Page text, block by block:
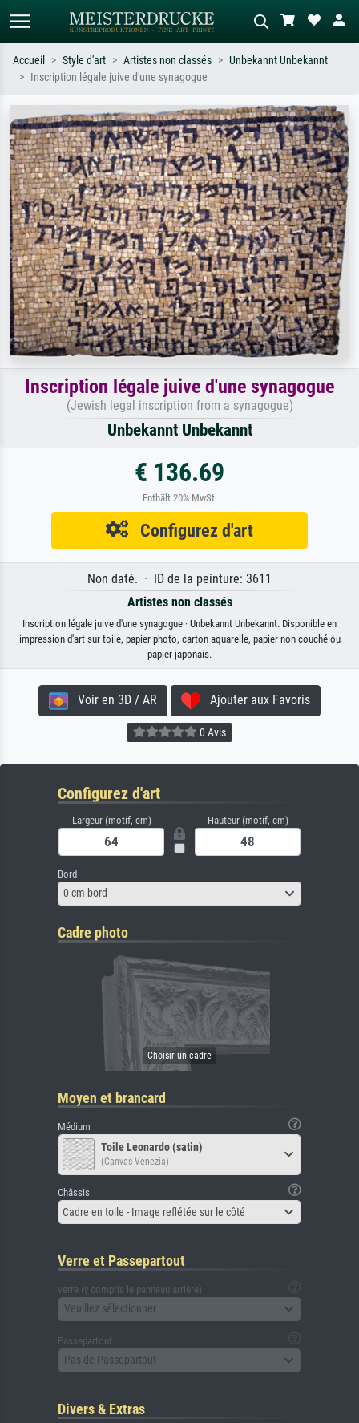
Recherchez par artiste, titre ou style –
ex. Monet, Nuit étoilée,
impressionnisme, vague de Hokusai,
nu.
Décrivez la scène – ex. prairie verte,
abstrait avec beaucoup de rouge,
tableau sombre, nu debout près d'un
arbre.
Accueil Style d'art Artistes non classés
Unbekannt Unbekannt
Inscription légale juive d'une synagogue
Inscription légale juive d'une synagogue
(Jewish legal inscription from a synagogue)
Unbekannt Unbekannt
€ 136.69
Enthält 20% MwSt.
Configurez d'art
Non daté. · ID de la peinture: 3611
Artistes non classés
Inscription légale juive d'une synagogue · Unbekannt Unbekannt. Disponible en
impression d'art sur toile, papier photo, carton aquarelle, papier non couché ou
papier japonais.
Voir en 3D / AR Ajouter aux Favoris
0 Avis
Configurez d'art
Largeur (motif, cm) Hauteur (motif, cm)
Bord
0 cm bord
Cadre photo
Moyen et brancard
Médium
Toile Leonardo (satin)
(Canvas Venezia)
Châssis
Cadre en toile - Image reflétée sur le côté
Verre et Passepartout
verre (y compris le panneau arrière)
Veuillez sélectionner
Passepartout
Pas de Passepartout
Divers & Extras